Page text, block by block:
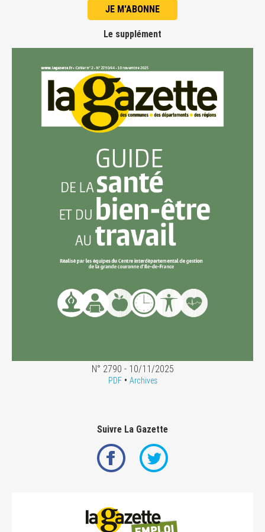
JE M'ABONNE
Le supplément
N° 2790 - 10/11/2025
PDF• Archives
Suivre La Gazette